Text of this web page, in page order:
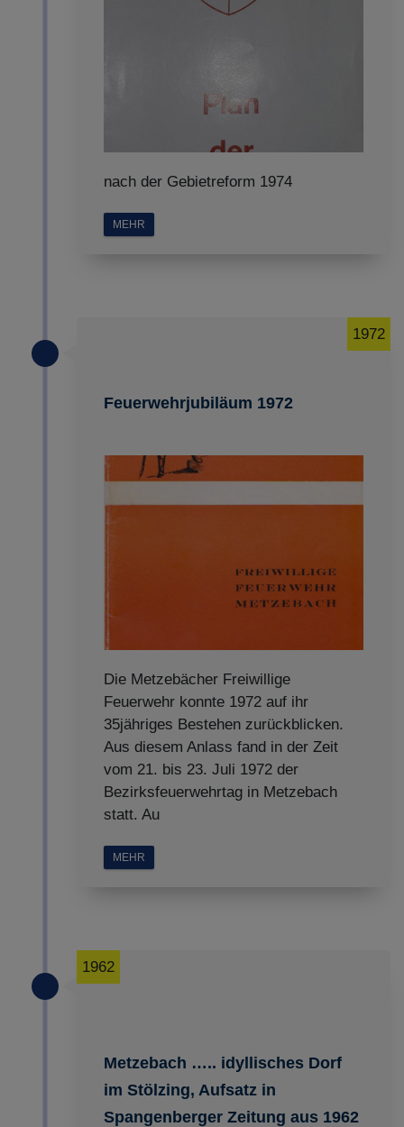
nach der Gebietreform 1974
MEHR
Feuerwehrjubiläum 1972
1972
Die Metzebächer Freiwillige
Feuerwehr konnte 1972 auf ihr
35jähriges Bestehen zurückblicken.
Aus diesem Anlass fand in der Zeit
vom 21. bis 23. Juli 1972 der
Bezirksfeuerwehrtag in Metzebach
statt. Au
MEHR
Metzebach ….. idyllisches Dorf
im Stölzing, Aufsatz in
Spangenberger Zeitung aus 1962
1962